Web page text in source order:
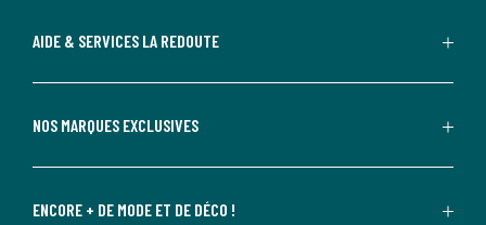
AIDE & SERVICES LA REDOUTE
NOS MARQUES EXCLUSIVES
ENCORE + DE MODE ET DE DÉCO !